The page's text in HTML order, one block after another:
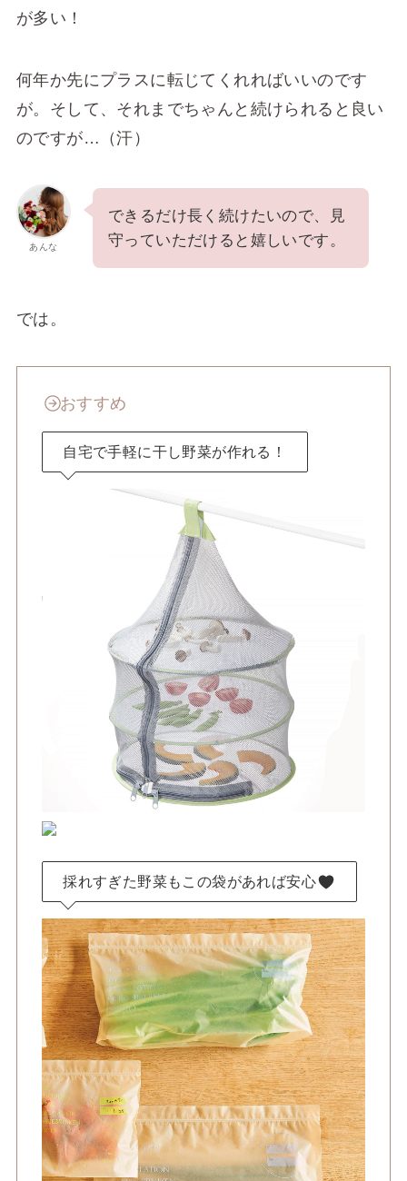
が多い！
何年か先にプラスに転じてくれればいいのです
が。そして、それまでちゃんと続けられると良い
のですが…（汗）
あんな
できるだけ長く続けたいので、見
守っていただけると嬉しいです。
では。
おすすめ
自宅で手軽に干し野菜が作れる！
採れすぎた野菜もこの袋があれば安心